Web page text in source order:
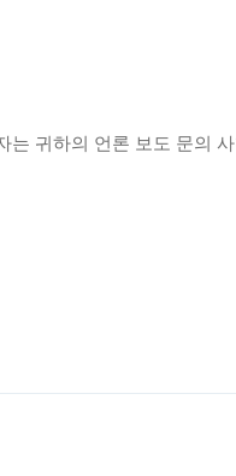
귀하의 언론 보도 문의